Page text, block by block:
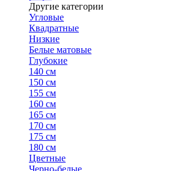
Другие категории
Угловые
Квадратные
Низкие
Белые матовые
Глубокие
140 см
150 см
155 см
160 см
165 см
170 см
175 см
180 см
Цветные
Черно-белые